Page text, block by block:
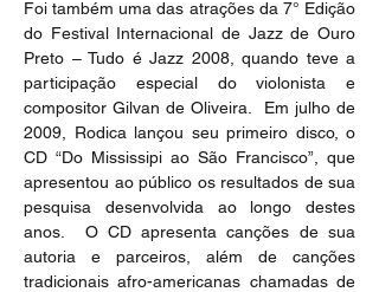
Foi também uma das atrações da 7° Edição
do Festival Internacional de Jazz de Ouro
Preto – Tudo é Jazz 2008, quando teve a
participação especial do violonista e
compositor Gilvan de Oliveira.  Em julho de
2009, Rodica lançou seu primeiro disco, o
CD “Do Mississipi ao São Francisco”, que
apresentou ao público os resultados de sua
pesquisa desenvolvida ao longo destes
anos.  O CD apresenta canções de sua
autoria e parceiros, além de canções
tradicionais afro-americanas chamadas de